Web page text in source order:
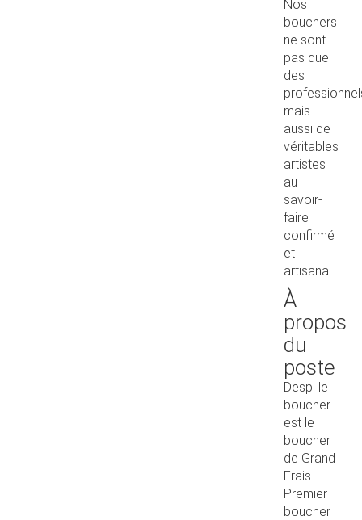
Nos
bouchers
ne sont
pas que
des
mais
aussi de
véritables
artistes
au
savoir-
faire
confirmé
et
artisanal.
À
propos
du
poste
Despi le
boucher
est le
boucher
de Grand
Frais.
Premier
boucher